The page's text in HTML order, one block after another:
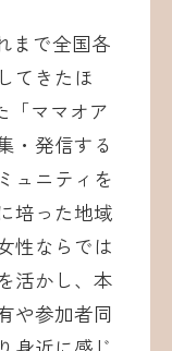
まで全国各
てきたほ
「ママオア
・発信する
ュニティを
培った地域
性ならでは
活かし、本
や参加者同